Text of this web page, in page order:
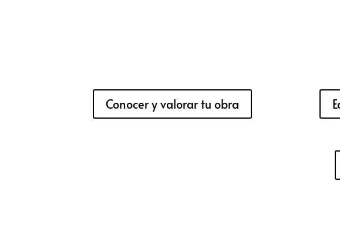
Conocer y valorar tu obra